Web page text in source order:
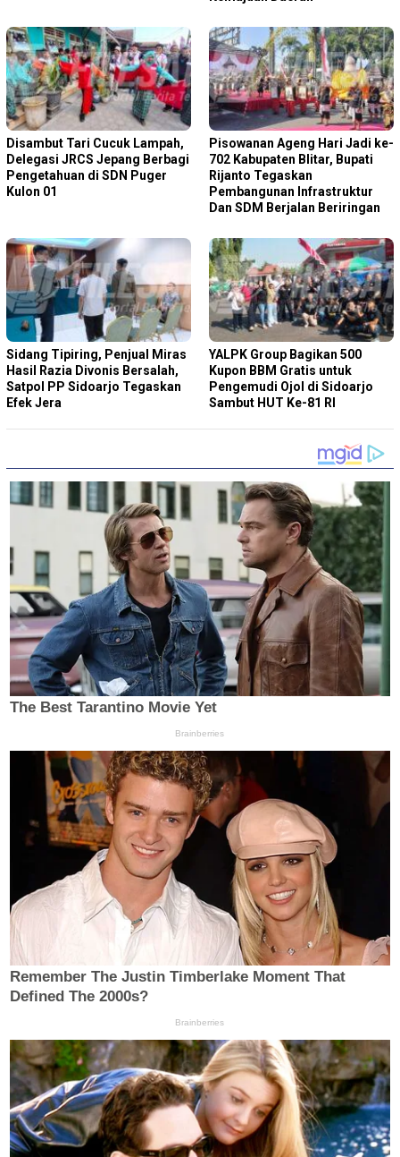
Disambut Tari Cucuk Lampah,
Delegasi JRCS Jepang Berbagi
Pengetahuan di SDN Puger
Kulon 01
Pisowanan Ageng Hari Jadi ke-
702 Kabupaten Blitar, Bupati
Rijanto Tegaskan
Pembangunan Infrastruktur
Dan SDM Berjalan Beriringan
Sidang Tipiring, Penjual Miras
Hasil Razia Divonis Bersalah,
Satpol PP Sidoarjo Tegaskan
Efek Jera
YALPK Group Bagikan 500
Kupon BBM Gratis untuk
Pengemudi Ojol di Sidoarjo
Sambut HUT Ke-81 RI